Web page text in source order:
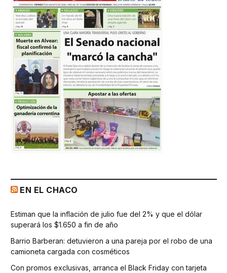
EN EL CHACO
Estiman que la inflación de julio fue del 2% y que el dólar
superará los $1.650 a fin de año
Barrio Barberan: detuvieron a una pareja por el robo de una
camioneta cargada con cosméticos
Con promos exclusivas, arranca el Black Friday con tarjeta